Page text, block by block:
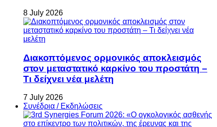
8 July 2026
Διακοπτόμενος ορμονικός αποκλεισμός
στον μεταστατικό καρκίνο του προστάτη –
Τι δείχνει νέα μελέτη
7 July 2026
Συνέδρια / Εκδηλώσεις